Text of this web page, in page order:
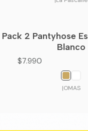
Pack 2 Pantyhose
Blanco
$7.990
|OMAS